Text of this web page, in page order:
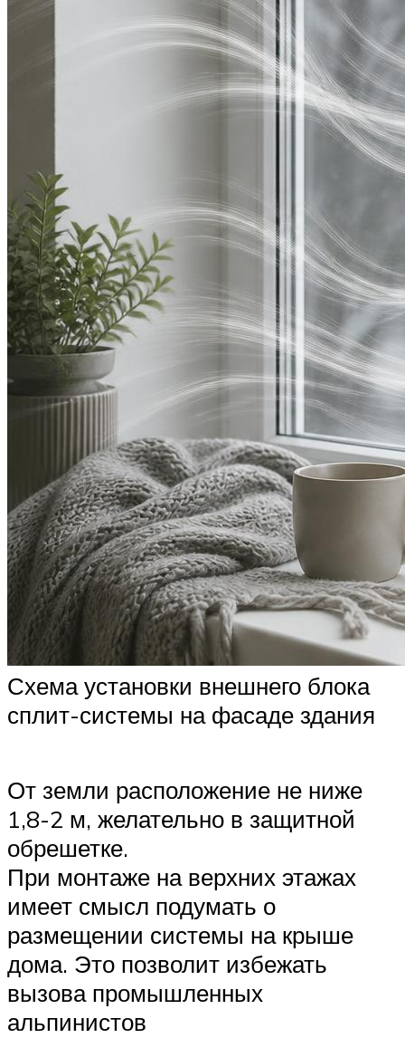
Схема установки внешнего блока
сплит-системы на фасаде здания
От земли расположение не ниже
1,8-2 м, желательно в защитной
обрешетке.
При монтаже на верхних этажах
имеет смысл подумать о
размещении системы на крыше
дома. Это позволит избежать
вызова промышленных
альпинистов